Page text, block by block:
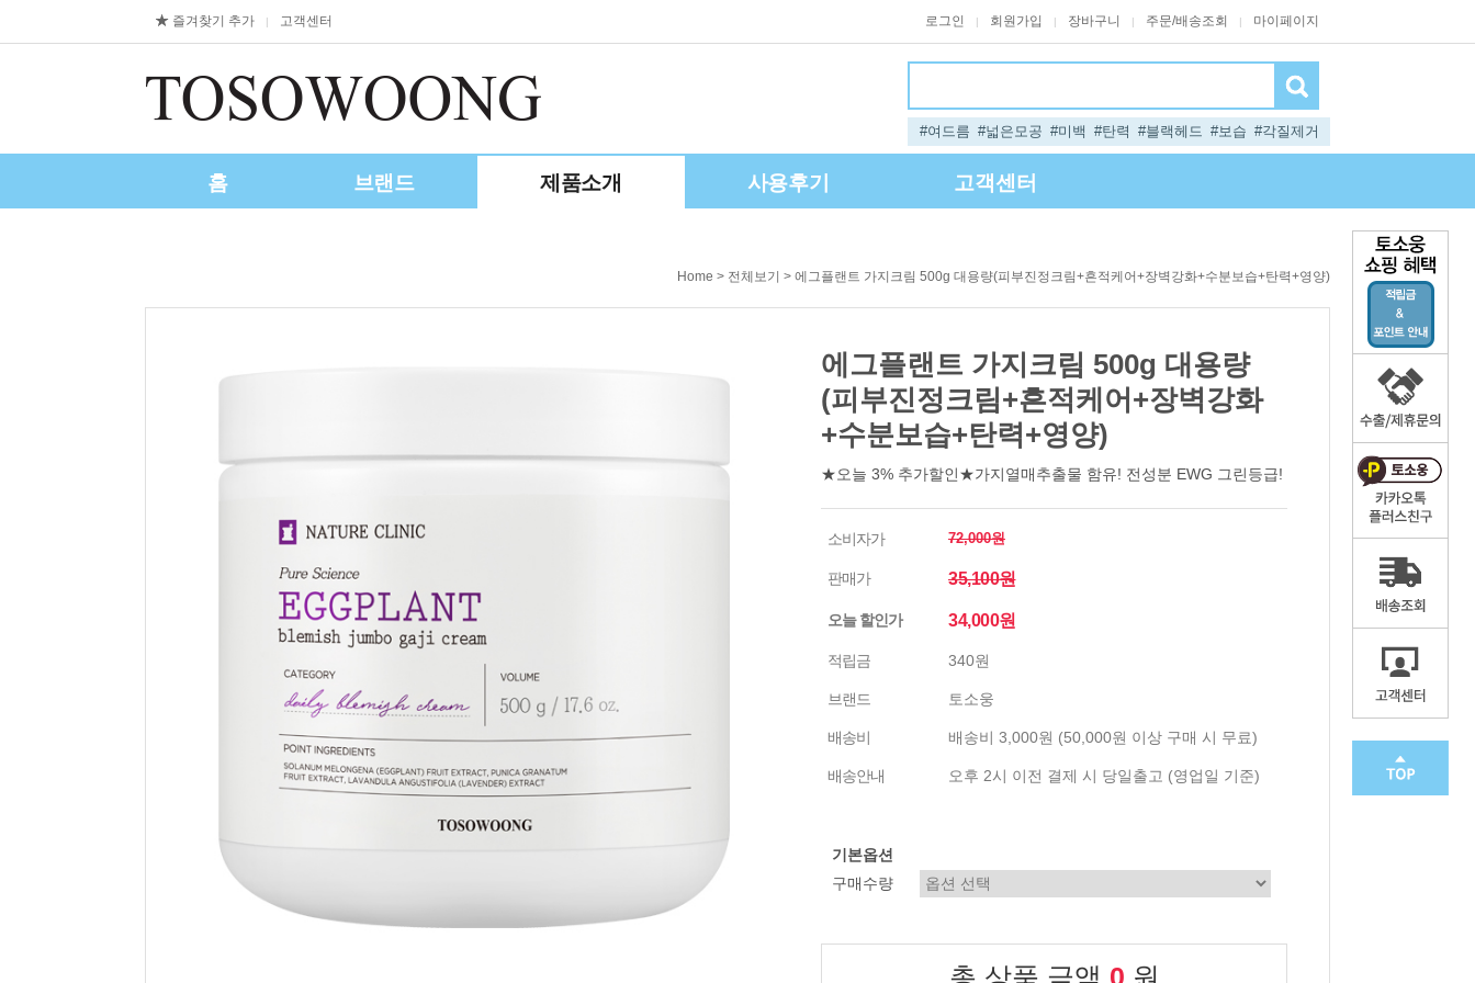
즐겨찾기 추가 | 고객센터 로그인 | 회원가입 | 장바구니 | 주문/배송조회 | 마이페이지
#여드름 #넓은모공 #미백 #탄력 #블랙헤드 #보습 #각질제거
홈 브랜드 제품소개 사용후기 고객센터
Home > 전체보기 > 에그플랜트 가지크림 500g 대용량(피부진정크림+흔적케어+장벽강화+수분보습+탄력+영양)
에그플랜트 가지크림 500g 대용량
(피부진정크림+흔적케어+장벽강화
+수분보습+탄력+영양)
★오늘 3% 추가할인★가지열매추출물 함유! 전성분 EWG 그린등급!
소비자가 72,000원
판매가 35,100원
오늘 할인가 34,000원
적립금 340원
브랜드 토소웅
배송비 배송비 3,000원 (50,000원 이상 구매 시 무료)
배송안내 오후 2시 이전 결제 시 당일출고 (영업일 기준)
기본옵션
구매수량
총 상품 금액 0 원